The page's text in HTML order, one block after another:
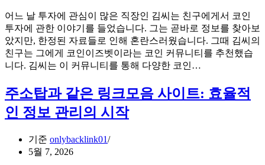
용
법
티
비
해
외
축
중
계
전
후
어느 날 투자에 관심이 많은 직장인 김씨는 친구에게서 코인
투자에 관한 이야기를 들었습니다. 그는 곧바로 정보를 찾아보
았지만, 한정된 자료들로 인해 혼란스러웠습니다. 그때 김씨의
친구는 그에게 코인이즈벳이라는 코인 커뮤니티를 추천했습
니다. 김씨는 이 커뮤니티를 통해 다양한 코인…
이
즈
주소탑과 같은 링크모음 사이트: 효율적
인 정보 관리의 시작
기준 onlybacklink01
5월 7, 2026